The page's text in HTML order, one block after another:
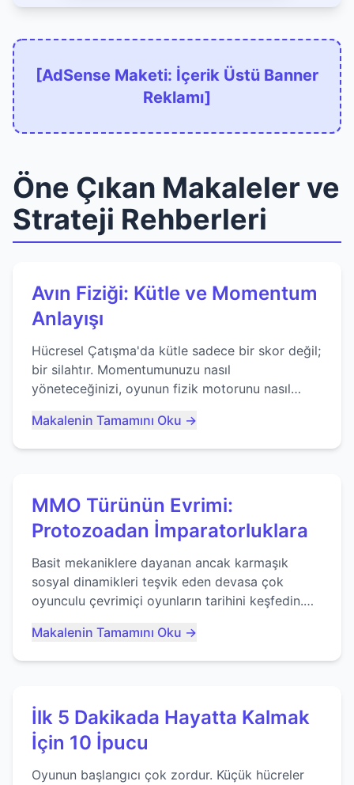
[AdSense Maketi: İçerik Üstü Banner
Reklamı]
Öne Çıkan Makaleler ve
Strateji Rehberleri
Avın Fiziği: Kütle ve Momentum
Anlayışı
Hücresel Çatışma'da kütle sadece bir skor değil;
bir silahtır. Momentumunuzu nasıl
yöneteceğinizi, oyunun fizik motorunu nasıl
ustalaşacağınızı öğrenin...
Makalenin Tamamını Oku →
MMO Türünün Evrimi:
Protozoadan İmparatorluklara
Basit mekaniklere dayanan ancak karmaşık
sosyal dinamikleri teşvik eden devasa çok
oyunculu çevrimiçi oyunların tarihini keşfedin.
Makalenin Tamamını Oku →
İlk 5 Dakikada Hayatta Kalmak
İçin 10 İpucu
Oyunun başlangıcı çok zordur. Küçük hücreler